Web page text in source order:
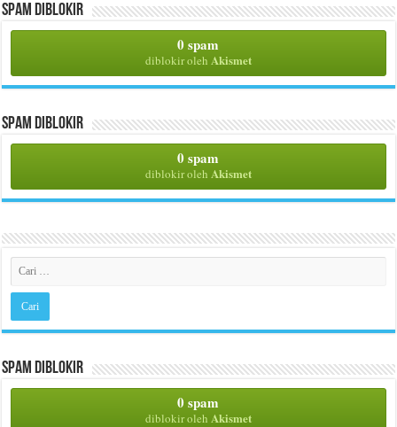
Spam Diblokir
0 spam
diblokir oleh Akismet
Spam Diblokir
0 spam
diblokir oleh Akismet
Spam Diblokir
0 spam
diblokir oleh Akismet